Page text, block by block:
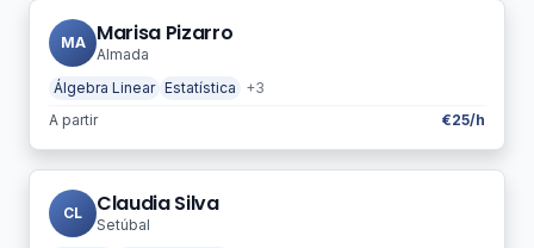
MA Marisa Pizarro
Almada
Álgebra Linear Estatística
+3
A partir
€25/h
CL Claudia Silva
Setúbal